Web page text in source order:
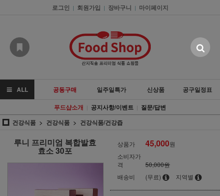
로그인 | 회원가입 | 장바구니 | 마이페이지
ALL 공동구매 일주일특가 신상품
공구일정표
푸드샵소개 | 공지사항/이벤트 | 질문/답변
건강식품
건강식품 건강식품/건강즙
루니 프리미엄 복합발효
효소 30포
상품가 45,000원
소비자가
격
50,000원
배송비
(무료) 지역별